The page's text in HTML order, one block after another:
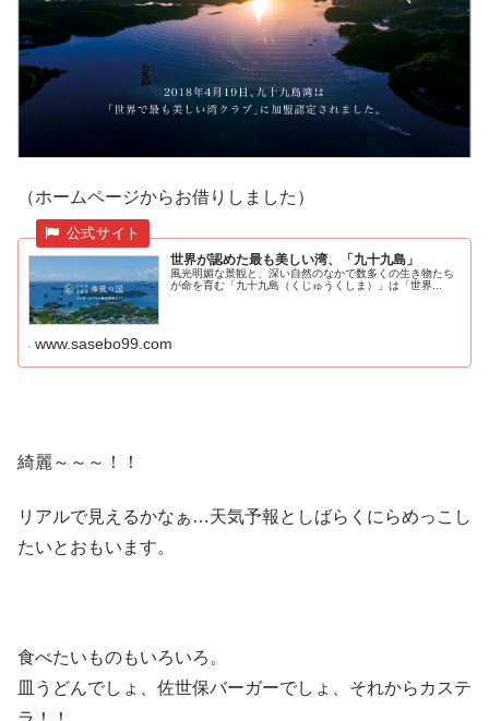
（ホームページからお借りしました）
世界が認めた最も美しい湾、「九十九島」
風光明媚な景観と、深い自然のなかで数多くの生き物たち
が命を育む「九十九島（くじゅうくしま）」は「世界...
www.sasebo99.com
綺麗～～～！！
リアルで見えるかなぁ…天気予報としばらくにらめっこし
たいとおもいます。
食べたいものもいろいろ。
皿うどんでしょ、佐世保バーガーでしょ、それからカステ